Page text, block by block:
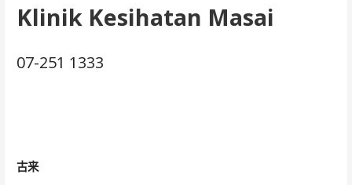
Klinik Kesihatan Masai
07-251 1333
古来